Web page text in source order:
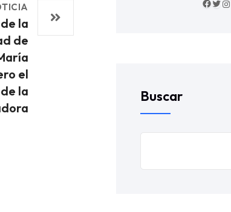
la
de
el
la
Buscar